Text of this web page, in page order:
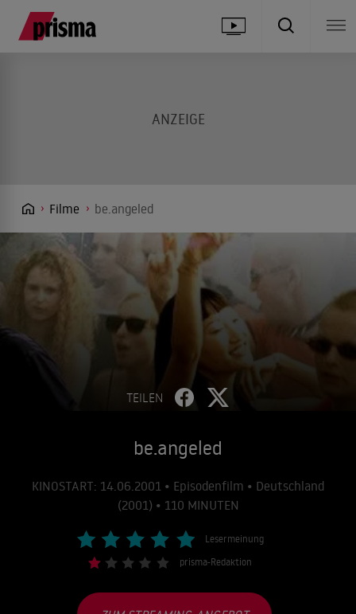
Filme be.angeled
TEILEN
be.angeled
KINOSTART: 14.06.2001 • Episodenfilm • Deutschland
(2001) • 110 MINUTEN
Lesermeinung
prisma-Redaktion